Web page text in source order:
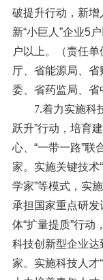
破提升行动，新
新“小巨人”企业5
户以上。（责任
厅、省能源局、
委、省药监局、省
7.着力实施科
跃升”行动，培育
心、“一带一路”联
家。实施关键技术
学家”等模式，实
承担国家重点研
体“扩量提质”行动
科技创新型企业
家。实施科技人才